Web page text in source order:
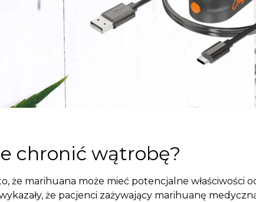
chronić wątrobę?
że marihuana może mieć potencjalne
że pacjenci zażywający marihuanę